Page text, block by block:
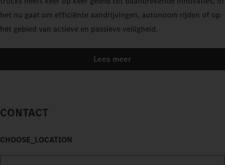
het nu gaat om efficiënte aandrijvingen, autonoom rijden of op
het gebied van actieve en passieve veiligheid.
Lees meer
CONTACT
CHOOSE_LOCATION